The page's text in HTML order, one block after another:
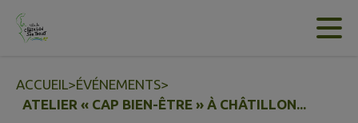
Contenu
ACCUEIL>ÉVÉNEMENTS>
ATELIER « CAP BIEN-ÊTRE » À CHÂTILLON...